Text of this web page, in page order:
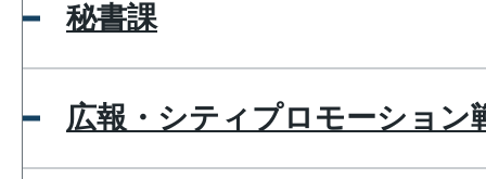
秘書課
広報・シティプロモーション